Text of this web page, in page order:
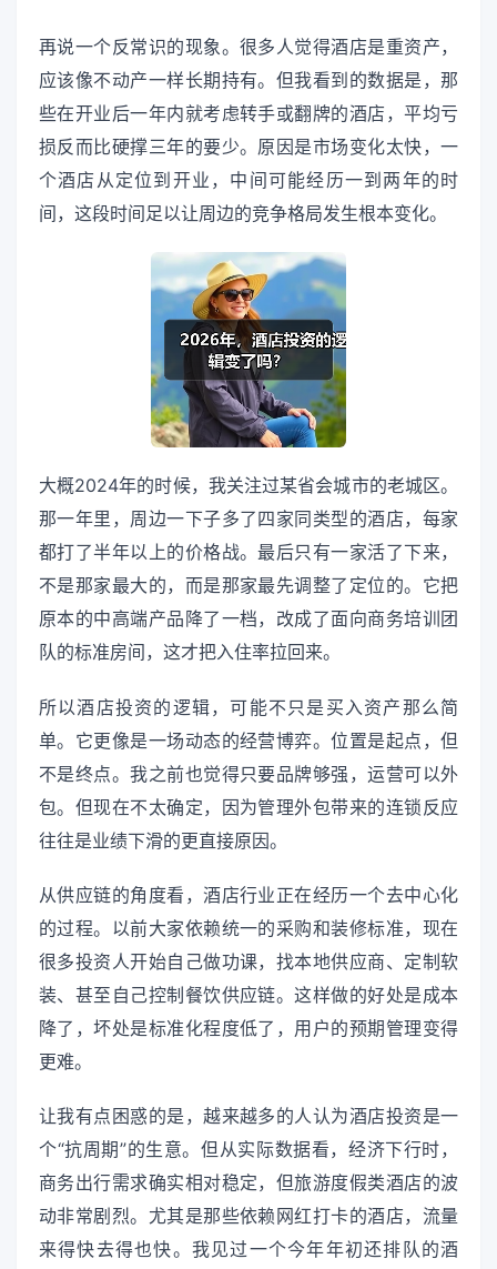
再说一个反常识的现象。很多人觉得酒店是重资产，
应该像不动产一样长期持有。但我看到的数据是，那
些在开业后一年内就考虑转手或翻牌的酒店，平均亏
损反而比硬撑三年的要少。原因是市场变化太快，一
个酒店从定位到开业，中间可能经历一到两年的时
间，这段时间足以让周边的竞争格局发生根本变化。
大概2024年的时候，我关注过某省会城市的老城区。
那一年里，周边一下子多了四家同类型的酒店，每家
都打了半年以上的价格战。最后只有一家活了下来，
不是那家最大的，而是那家最先调整了定位的。它把
原本的中高端产品降了一档，改成了面向商务培训团
队的标准房间，这才把入住率拉回来。
所以酒店投资的逻辑，可能不只是买入资产那么简
单。它更像是一场动态的经营博弈。位置是起点，但
不是终点。我之前也觉得只要品牌够强，运营可以外
包。但现在不太确定，因为管理外包带来的连锁反应
往往是业绩下滑的更直接原因。
从供应链的角度看，酒店行业正在经历一个去中心化
的过程。以前大家依赖统一的采购和装修标准，现在
很多投资人开始自己做功课，找本地供应商、定制软
装、甚至自己控制餐饮供应链。这样做的好处是成本
降了，坏处是标准化程度低了，用户的预期管理变得
更难。
让我有点困惑的是，越来越多的人认为酒店投资是一
个“抗周期”的生意。但从实际数据看，经济下行时，
商务出行需求确实相对稳定，但旅游度假类酒店的波
动非常剧烈。尤其是那些依赖网红打卡的酒店，流量
来得快去得也快。我见过一个今年年初还排队的酒